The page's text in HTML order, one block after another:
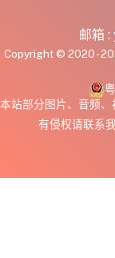
邮箱 :
Copyright © 2020 -
本站部分图片、音频
有侵权请联系